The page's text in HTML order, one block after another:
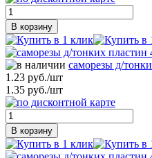
В корзину
саморезы д/
1.23 руб./шт
1.35 руб./шт
В корзину